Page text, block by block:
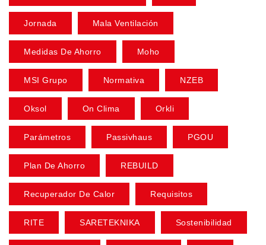
Jornada Mala Ventilación
Medidas De Ahorro Moho
MSI Grupo Normativa NZEB
Oksol On Clima Orkli
Parámetros Passivhaus PGOU
Plan De Ahorro REBUILD
Recuperador De Calor Requisitos
RITE SARETEKNIKA Sostenibilidad